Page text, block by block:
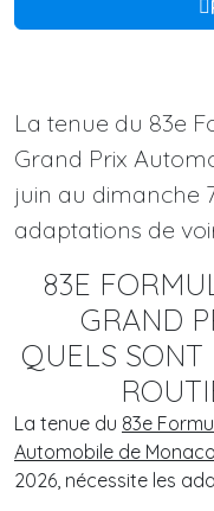
La tenue du 83e
Grand Prix
juin au dimanche
adaptations de
83E
GRAND
QUELS SONT
La tenue du 83e
Automobile de Monaco
2026, nécessite les